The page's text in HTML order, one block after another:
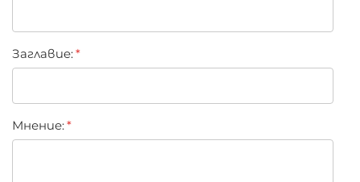
Заглавиe:
Мнение: